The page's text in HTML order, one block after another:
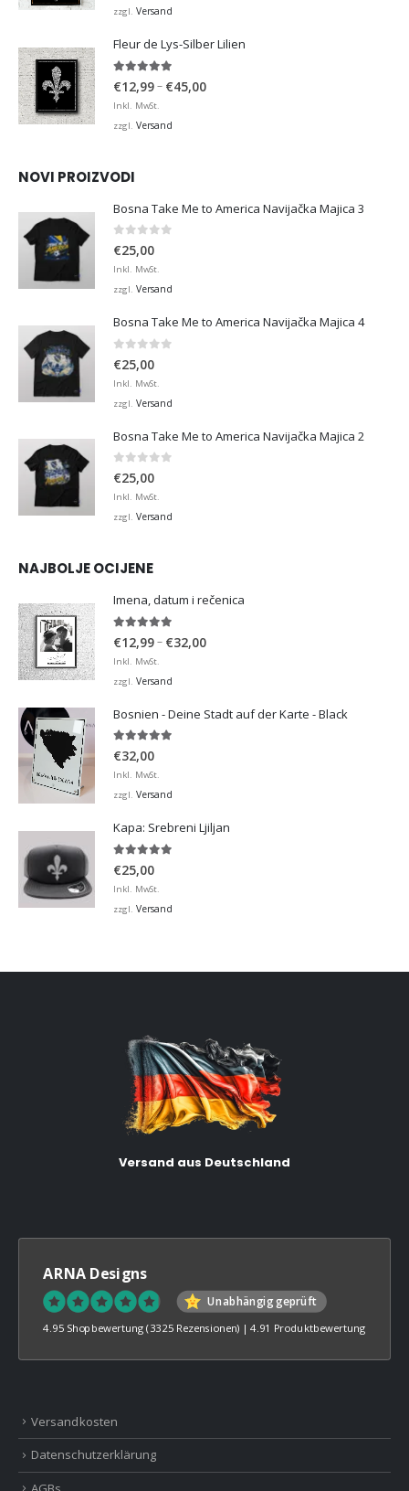
zzgl. Versand
Fleur de Lys-Silber Lilien
€12,99– €45,00Preisspanne:
Inkl. MwSt.
zzgl. Versand
NOVI PROIZVODI
Bosna Take Me to America Navijačka Majica 3
0 von 5
€25,00
Inkl. MwSt.
zzgl. Versand
Bosna Take Me to America Navijačka Majica 4
€25,00
Inkl. MwSt.
zzgl. Versand
Bosna Take Me to America Navijačka Majica 2
0 von 5
€25,00
Inkl. MwSt.
zzgl. Versand
NAJBOLJE OCIJENE
Imena, datum i rečenica
€12,99– €32,00Preisspanne:
Inkl. MwSt.
zzgl. Versand
Bosnien - Deine Stadt auf der Karte - Black
5.00von 5
€32,00
Inkl. MwSt.
zzgl. Versand
Kapa: Srebreni Ljiljan
€25,00
Inkl. MwSt.
zzgl. Versand
Versand aus Deutschland
ARNA Designs
Unabhängig geprüft
4.95 Shopbewertung (3325 Rezensionen) |4.91 Produktbewertung
Versandkosten
Datenschutzerklärung